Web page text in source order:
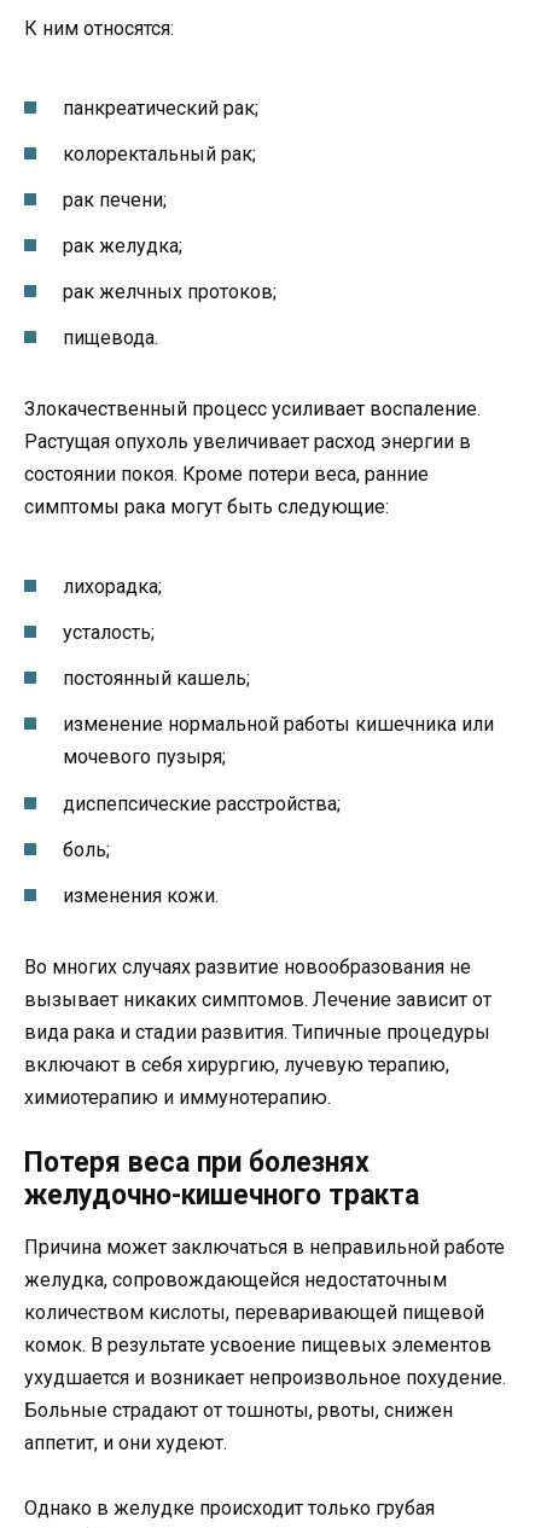
К ним относятся:
панкреатический рак;
колоректальный рак;
рак печени;
рак желудка;
рак желчных протоков;
пищевода.
Злокачественный процесс усиливает воспаление.
Растущая опухоль увеличивает расход энергии в
состоянии покоя. Кроме потери веса, ранние
симптомы рака могут быть следующие:
лихорадка;
усталость;
постоянный кашель;
изменение нормальной работы кишечника или
мочевого пузыря;
диспепсические расстройства;
боль;
изменения кожи.
Во многих случаях развитие новообразования не
вызывает никаких симптомов. Лечение зависит от
вида рака и стадии развития. Типичные процедуры
включают в себя хирургию, лучевую терапию,
химиотерапию и иммунотерапию.
Потеря веса при болезнях
желудочно-кишечного тракта
Причина может заключаться в неправильной работе
желудка, сопровождающейся недостаточным
количеством кислоты, переваривающей пищевой
комок. В результате усвоение пищевых элементов
ухудшается и возникает непроизвольное похудение.
Больные страдают от тошноты, рвоты, снижен
аппетит, и они худеют.
Однако в желудке происходит только грубая